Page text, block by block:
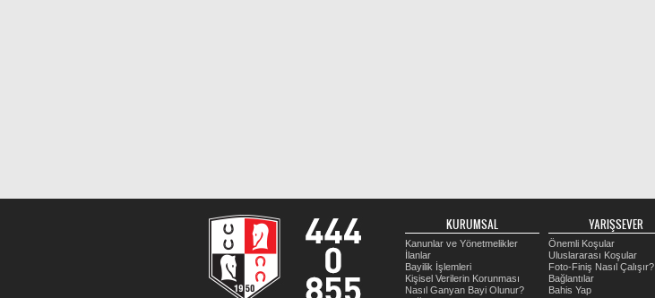
KURUMSAL
Kanunlar ve Yönetmelikler
İlanlar
Bayilik İşlemleri
Kişisel Verilerin Korunması
Nasıl Ganyan Bayi Olunur?
YARIŞSEVER
Önemli Koşular
Uluslararası Koşular
Foto-Finiş Nasıl Çalışır?
Bağlantılar
Bahis Yap